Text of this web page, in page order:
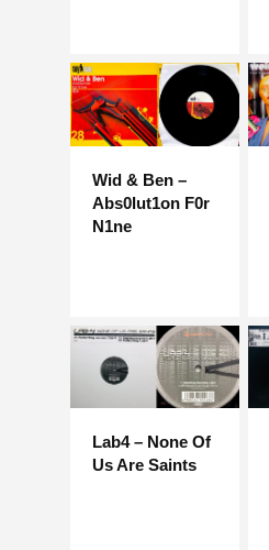
Wid & Ben –
Abs0lut1on F0r
N1ne
Lab4 – None Of
Us Are Saints